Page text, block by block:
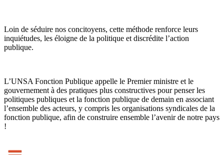
Loin de séduire nos concitoyens, cette méthode renforce leurs
inquiétudes, les éloigne de la politique et discrédite l’action
publique.
L’UNSA Fonction Publique appelle le Premier ministre et le
gouvernement à des pratiques plus constructives pour penser les
politiques publiques et la fonction publique de demain en associant
l’ensemble des acteurs, y compris les organisations syndicales de la
fonction publique, afin de construire ensemble l’avenir de notre pays
!